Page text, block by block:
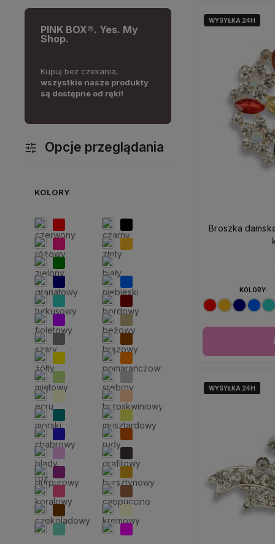
PINK BOX®. Yes. My
Shop.
Darmowa dostawa na
wyciągnięcie ręki,zamów od
200 zł.!
Ponad 10 lat na rynku,100%
zadowolenia klientów!
Opcje przeglądania
KOLORY
WYSYŁKA 24H
Broszka damska złota kwiat
KOLORY:
WYSYŁKA 24H
WYSYŁKA 24H